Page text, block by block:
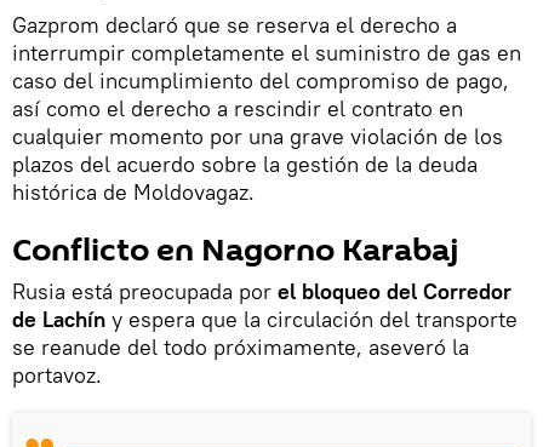
Gazprom declaró que se reserva el derecho a
interrumpir completamente el suministro de gas en
caso del incumplimiento del compromiso de pago,
así como el derecho a rescindir el contrato en
cualquier momento por una grave violación de los
plazos del acuerdo sobre la gestión de la deuda
histórica de Moldovagaz.
Conflicto en Nagorno Karabaj
Rusia está preocupada por el bloqueo del Corredor
de Lachín y espera que la circulación del transporte
se reanude del todo próximamente, aseveró la
portavoz.